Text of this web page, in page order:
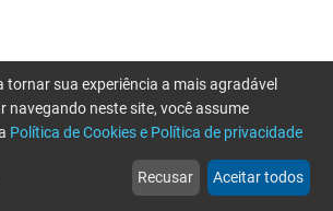
web
Notícias
more_horiz
Mais
tornar sua experiência a mais agradável
navegando neste site, você assume
Política de Cookies e Política de privacidade
Recusar Aceitar todos
por favor tente novamente